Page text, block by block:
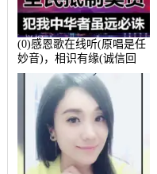
(0)感恩歌在线听(原唱是任
妙音)，相识有缘(诚信回
访)演唱点播:161288次